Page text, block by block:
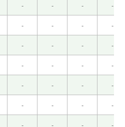
できます。 ありがとうご
苦了～。我也很开心和您
系。下次见啦！
( 50代 男
- - - -
- - - -
- - - -
- - - -
- - - -
- - - -
- - - -